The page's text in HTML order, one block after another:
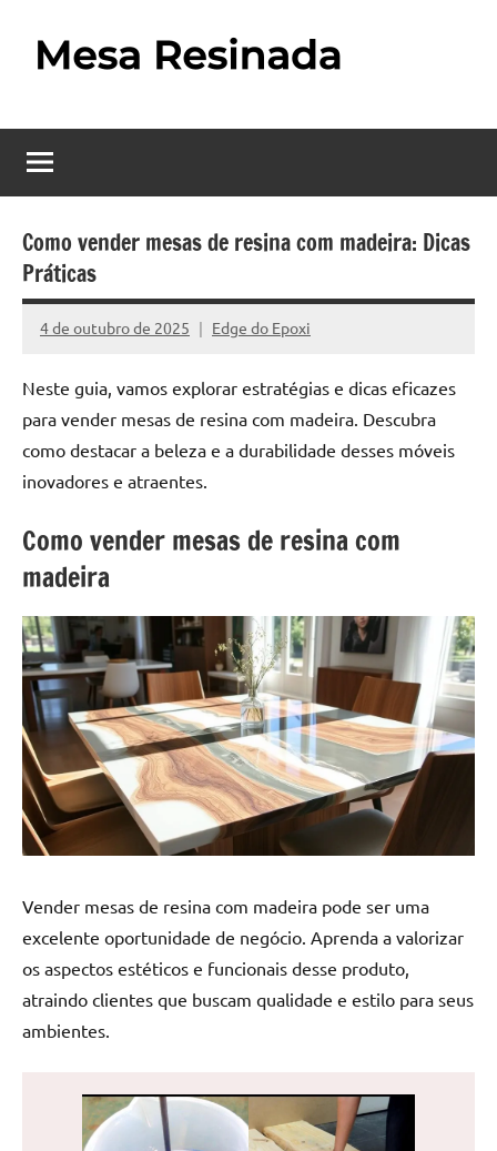
Resinada
–
Como
Fazer
uma
Resinada
Passo
a
passo
o
fascinante
mesas
resinadas,
onde
elegância
madeira
se
encontra
com
criatividade
da
resina.
nossas
dicas
inspirações
sobre
mesa
de
madeira
de
incluindo
designs
mesas
de
jantar
Como vender mesas de resina com madeira: Dicas
Práticas
4 de outubro de 2025 Edge do Epoxi
Nenhum
Neste guia, vamos explorar estratégias e dicas eficazes
para vender mesas de resina com madeira. Descubra
como destacar a beleza e a durabilidade desses móveis
inovadores e atraentes.
Como vender mesas de resina com
madeira
Vender mesas de resina com madeira pode ser uma
excelente oportunidade de negócio. Aprenda a valorizar
os aspectos estéticos e funcionais desse produto,
atraindo clientes que buscam qualidade e estilo para seus
ambientes.